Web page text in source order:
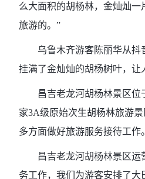
么大面积的胡杨林，金灿灿
旅游的。”
乌鲁木齐游客陈丽华从抖音
挂满了金灿灿的胡杨树叶，
昌吉老龙河胡杨林景区位于
家3A级原始次生胡杨林旅游
多方面做好旅游服务接待工作。
昌吉老龙河胡杨林景区运营
务工作，我们为游客安排了